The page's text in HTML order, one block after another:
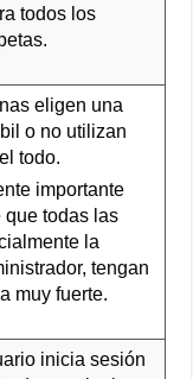
todos los
eligen una
o no utilizan
todo.
importante
que todas las
la
tengan
muy fuerte.
inicia sesión